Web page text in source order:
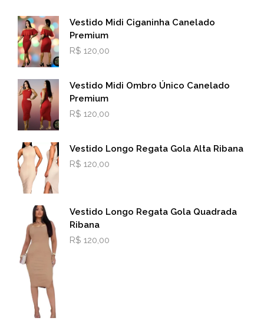
Vestido Midi Ciganinha Canelado
Premium
R$ 120,00
Vestido Midi Ombro Único Canelado
Premium
R$ 120,00
Vestido Longo Regata Gola Alta Ribana
R$ 120,00
Vestido Longo Regata Gola Quadrada
Ribana
R$ 120,00